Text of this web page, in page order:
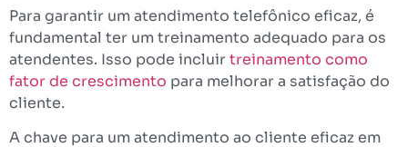
Para garantir um atendimento telefônico eficaz, é
fundamental ter um treinamento adequado para os
atendentes. Isso pode incluirtreinamento como
fator de crescimento para melhorar a satisfação do
cliente.
A chave para um atendimento ao cliente eficaz em